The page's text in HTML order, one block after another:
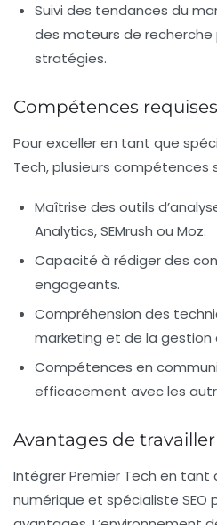
Suivi des tendances du
des moteurs de
stratégies.
Compétences requises
Pour exceller en tant que
Tech, plusieurs compétences
Maîtrise des outils
Analytics, SEMrush ou Moz.
Capacité à rédiger des
engageants.
Compréhension des
marketing et de la gestion
Compétences en
efficacement avec les
Avantages de
Intégrer Premier Tech en tant
numérique et spécialiste SEO